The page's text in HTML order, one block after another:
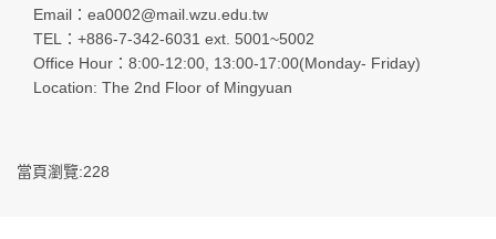
Email：ea0002@mail.wzu.edu.tw
TEL：+886-7-342-6031 ext. 5001~5002
Office Hour：8:00-12:00, 13:00-17:00(Monday- Friday)
Location: The 2nd Floor of Mingyuan
當頁瀏覽:228